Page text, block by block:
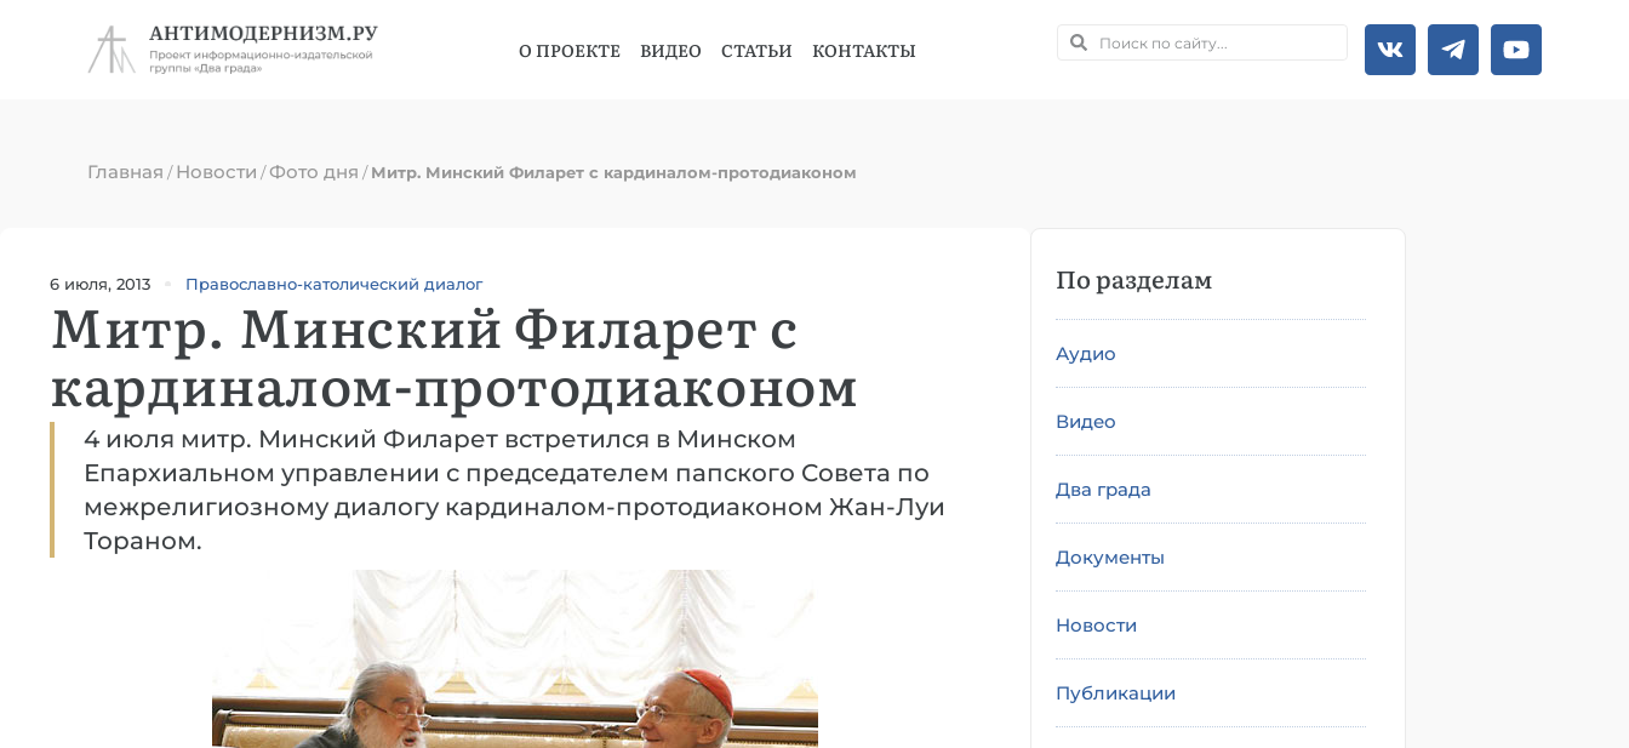
О ПРОЕКТЕ ВИДЕО СТАТЬИ КОНТАКТЫ
Главная /Новости /Фото дня /Митр. Минский Филарет с кардиналом-протодиаконом
6 июля, 2013 Православно-католический диалог
Митр. Минский Филарет с
кардиналом-протодиаконом
4 июля митр. Минский Филарет встретился в Минском
Епархиальном управлении с председателем папского Совета по
межрелигиозному диалогу кардиналом-протодиаконом Жан-Луи
Тораном.
По разделам
Аудио
Видео
Два града
Документы
Новости
Публикации